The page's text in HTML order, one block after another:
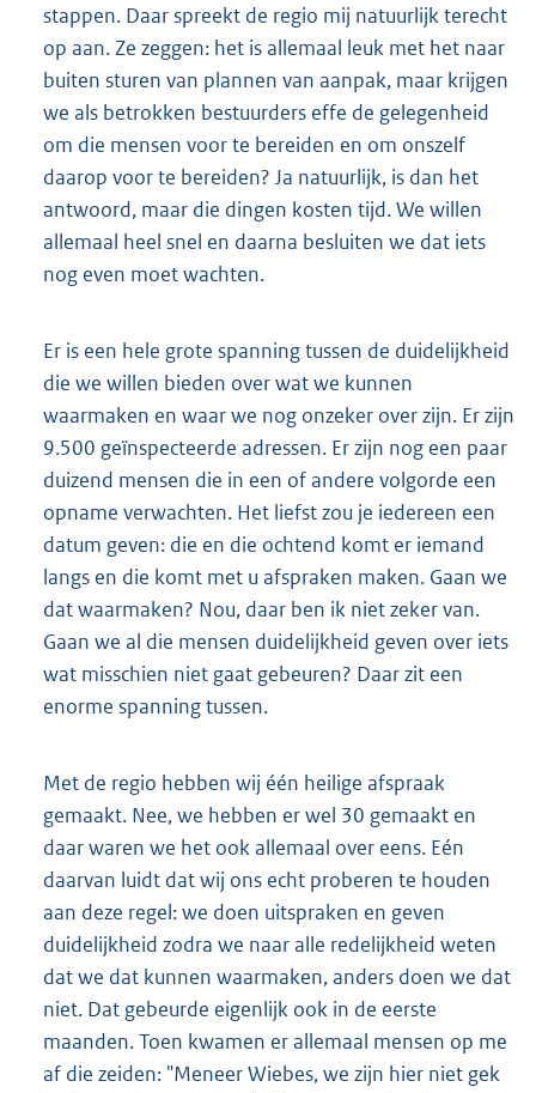
stappen. Daar spreekt de regio mij natuurlijk terecht
op aan. Ze zeggen: het is allemaal leuk met het naar
buiten sturen van plannen van aanpak, maar krijgen
we als betrokken bestuurders effe de gelegenheid
om die mensen voor te bereiden en om onszelf
daarop voor te bereiden? Ja natuurlijk, is dan het
antwoord, maar die dingen kosten tijd. We willen
allemaal heel snel en daarna besluiten we dat iets
nog even moet wachten.
Er is een hele grote spanning tussen de duidelijkheid
die we willen bieden over wat we kunnen
waarmaken en waar we nog onzeker over zijn. Er zijn
9.500 geïnspecteerde adressen. Er zijn nog een paar
duizend mensen die in een of andere volgorde een
opname verwachten. Het liefst zou je iedereen een
datum geven: die en die ochtend komt er iemand
langs en die komt met u afspraken maken. Gaan we
dat waarmaken? Nou, daar ben ik niet zeker van.
Gaan we al die mensen duidelijkheid geven over iets
wat misschien niet gaat gebeuren? Daar zit een
enorme spanning tussen.
Met de regio hebben wij één heilige afspraak
gemaakt. Nee, we hebben er wel 30 gemaakt en
daar waren we het ook allemaal over eens. Eén
daarvan luidt dat wij ons echt proberen te houden
aan deze regel: we doen uitspraken en geven
duidelijkheid zodra we naar alle redelijkheid weten
dat we dat kunnen waarmaken, anders doen we dat
niet. Dat gebeurde eigenlijk ook in de eerste
maanden. Toen kwamen er allemaal mensen op me
af die zeiden: "Meneer Wiebes, we zijn hier niet gek